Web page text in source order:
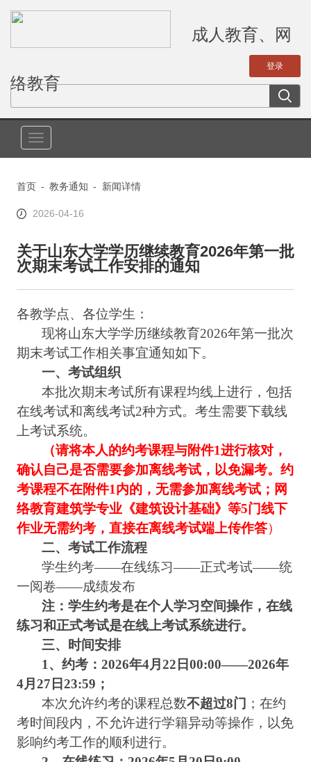
成人教育、网
络教育
切
换
航
首页 - 教务通知 - 新闻详情
2026-04-16
关于山东大学学历继续教育2026年第一批
次期末考试工作安排的通知
各教学点、各位学生：
现将山东大学学历继续教育2026年第一批次
期末考试工作相关事宜通知如下。
一、考试组织
本批次期末考试所有课程均线上进行，包括
在线考试和离线考试2种方式。考生需要下载线
上考试系统。
（请将本人的约考课程与附件1进行核对，
确认自己是否需要参加离线考试，以免漏考。约
考课程不在附件1内的，无需参加离线考试；网
络教育建筑学专业《建筑设计基础》等5门线下
作业无需约考，直接在离线考试端上传作答）
二、考试工作流程
学生约考——在线练习——正式考试——统
一阅卷——成绩发布
注：学生约考是在个人学习空间操作，在线
练习和正式考试是在线上考试系统进行。
三、时间安排
1 、约考： 2026年4月 22 日00:00——2026年
4月 27 日23:59 ；
本次允许约考的课程总数不超过8门 ；在约
考时间段内，不允许进行学籍异动等操作，以免
影响约考工作的顺利进行。